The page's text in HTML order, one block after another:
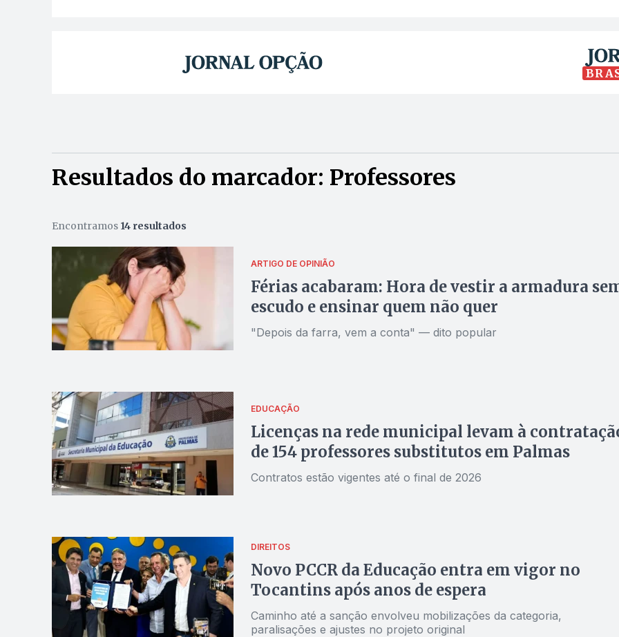
Resultados do marcador: Professores
Encontramos 14 resultados
ARTIGO DE OPINIÃO
Férias acabaram: Hora de vestir a armadura
escudo e ensinar quem não quer
"Depois da farra, vem a conta" — dito popular
EDUCAÇÃO
Licenças na rede municipal levam à
de 154 professores substitutos em Palmas
Contratos estão vigentes até o final de 2026
DIREITOS
Novo PCCR da Educação entra em vigor no
Tocantins após anos de espera
Caminho até a sanção envolveu mobilizações da categoria,
paralisações e ajustes no projeto original